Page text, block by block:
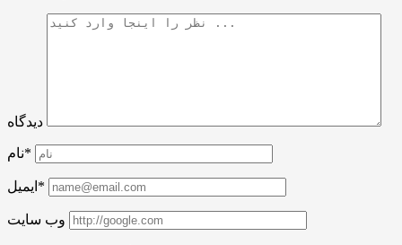
دیدگاه
نام*
ایمیل*
وب سایت